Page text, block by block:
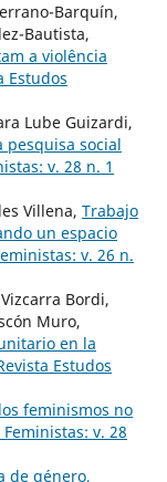
Barquín,
Bautista,
a violência
Estudos
Lube Guizardi,
pesquisa social
v. 28 n. 1
Villena, Trabajo
un espacio
v. 26 n.
Bordi,
Muro,
en la
Estudos
feminismos no
v. 28
de género,